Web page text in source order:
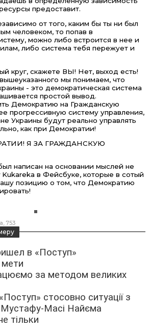
предоставит.
от того, каким бы ты ни был
человеком, то попав в
можно либо встроится в нее и
либо система тебя пережует и
круг, скажете ВЫ! Нет, выход есть!
мы понимаем, что
- это демократическая система
простой вывод.
Демократию на Гражданскую
прогрессивную систему управления,
Украины будут реально управлять
как при Демократии!
Я ЗА ГРАЖДАНСКУЮ
написан на основании мыслей не
Kukareka в Фейсбуке, которые в сотый
позицию о том, что Демократию
753
в «Поступ»
за методом великих
стосовно ситуації з
Масі Найєма
тільки